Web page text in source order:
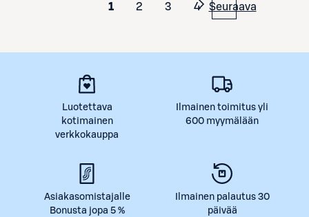
1 2 3 4 Seuraava
Luotettava
kotimainen
verkkokauppa
Ilmainen toimitus yli
600 myymälään
Asiakasomistajalle
Bonusta jopa 5 %
Ilmainen palautus 30
päivää